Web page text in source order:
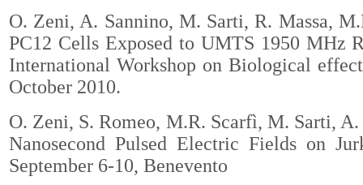
O. Zeni, A. Sannino, M. Sarti, R. Massa,
PC12 Cells Exposed to UMTS 1950 MHz
International Workshop on Biological
October 2010.
O. Zeni, S. Romeo, M.R. Scarfì, M. Sarti, A.
Nanosecond Pulsed Electric Fields on
September 6-10, Benevento